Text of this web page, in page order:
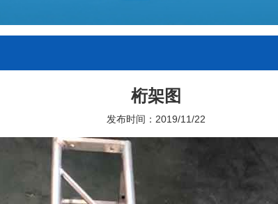
桁架图
发布时间：2019/11/22